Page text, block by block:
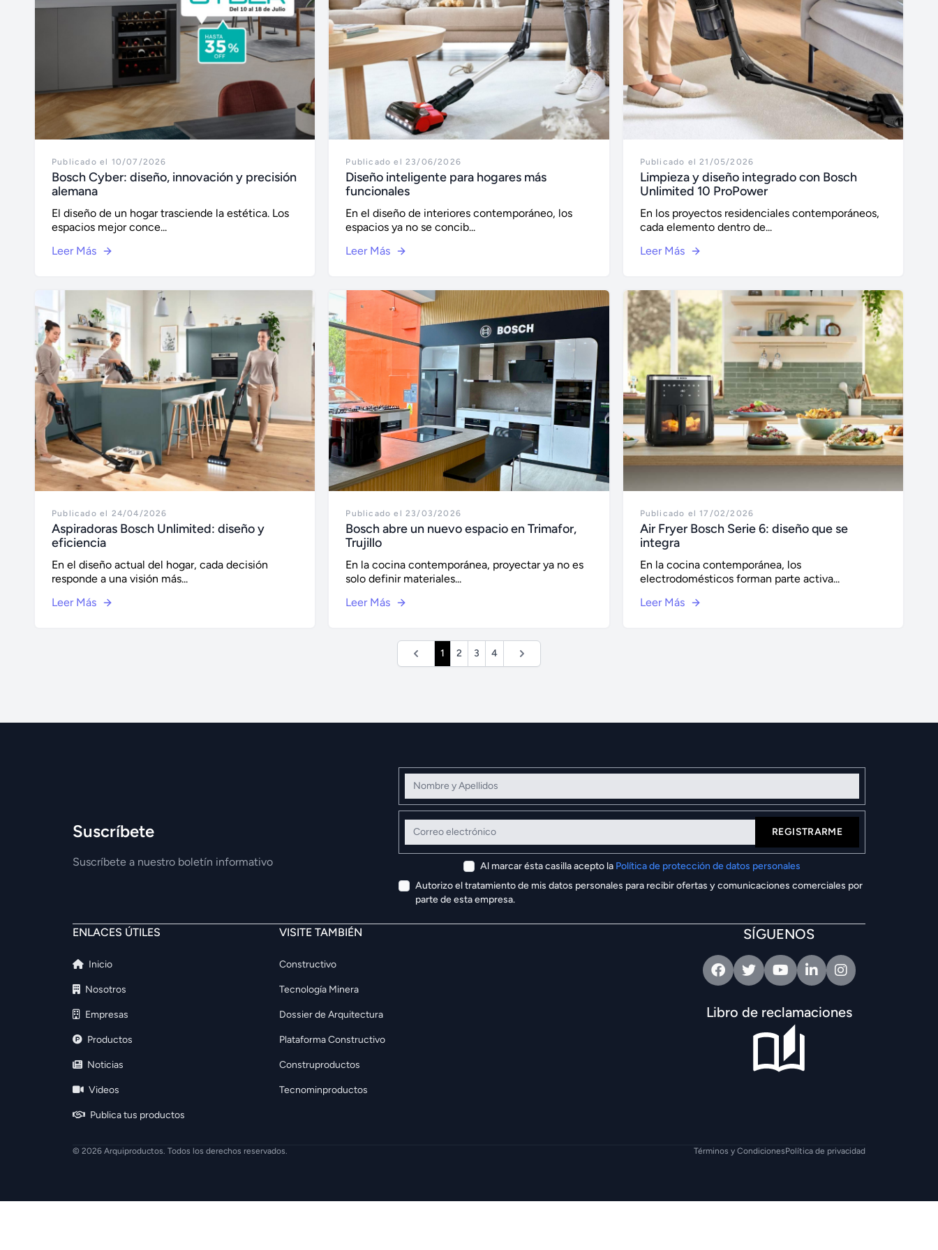
Publicado el 10/07/2026
Bosch Cyber: diseño, innovación y precisión
alemana
El diseño de un hogar trasciende la estética. Los
espacios mejor conce...
Leer Más
Publicado el 23/06/2026
Diseño inteligente para hogares más
funcionales
En el diseño de interiores contemporáneo, los
espacios ya no se concib...
Leer Más
Publicado el 21/05/2026
Limpieza y diseño integrado con Bosch
Unlimited 10 ProPower
En los proyectos residenciales contemporáneos,
cada elemento dentro de...
Leer Más
Publicado el 24/04/2026
Aspiradoras Bosch Unlimited: diseño y
eficiencia
En el diseño actual del hogar, cada decisión
responde a una visión más...
Leer Más
Publicado el 23/03/2026
Bosch abre un nuevo espacio en Trimafor,
Trujillo
En la cocina contemporánea, proyectar ya no es
solo definir materiales...
Leer Más
Publicado el 17/02/2026
Air Fryer Bosch Serie 6: diseño que se
integra
En la cocina contemporánea, los
electrodomésticos forman parte activa...
Leer Más
1 2 3 4
Suscríbete
Suscríbete a nuestro boletín informativo
Nombre y Apellidos
Correo electrónico
REGISTRARME
Al marcar ésta casilla acepto la Política de protección de datos personales
Autorizo el tratamiento de mis datos personales para recibir ofertas y comunicaciones comerciales por
parte de esta empresa.
ENLACES ÚTILES
Inicio
Nosotros
Empresas
Productos
Noticias
Videos
Publica tus productos
VISITE TAMBIÉN
Constructivo
Tecnología Minera
Dossier de Arquitectura
Plataforma Constructivo
Construproductos
Tecnominproductos
SÍGUENOS
FacebookTwitterYoutubeLinkedinIntagram
Libro de reclamaciones
© 2026 Arquiproductos. Todos los derechos reservados. Términos y CondicionesPolítica de privacidad